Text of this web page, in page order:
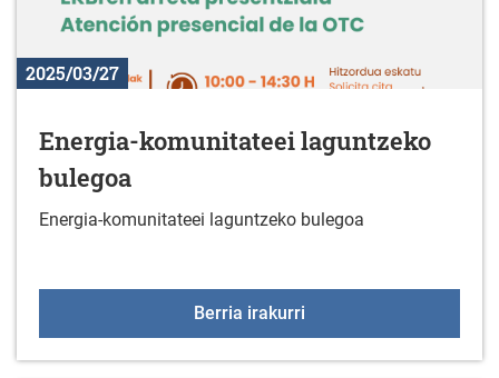
2025/03/27
Energia-komunitateei laguntzeko
bulegoa
Energia-komunitateei laguntzeko bulegoa
Berria irakurri